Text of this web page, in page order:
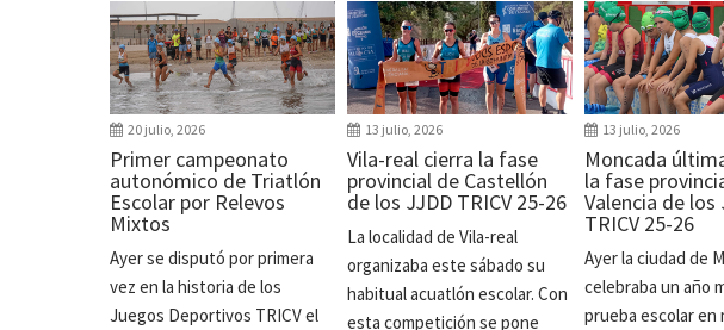
20 julio, 2026
Primer campeonato
autonómico de Triatlón
Escolar por Relevos
Mixtos
Ayer se disputó por primera
vez en la historia de los
Juegos Deportivos TRICV el
13 julio, 2026
Vila-real cierra la fase
provincial de Castellón
de los JJDD TRICV 25-26
La localidad de Vila-real
organizaba este sábado su
habitual acuatlón escolar. Con
esta competición se pone
13 julio, 2026
Moncada
la fase
Valencia de los
TRICV 25-26
Ayer la ciudad de
celebraba un año
prueba escolar en